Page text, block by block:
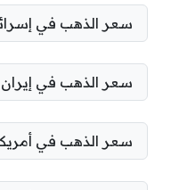
سعر الذهب في
سعر الذهب في إيران
سعر الذهب في